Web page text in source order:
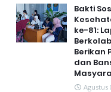
Bakti
ke-81:
Berikan
dan
Agustus